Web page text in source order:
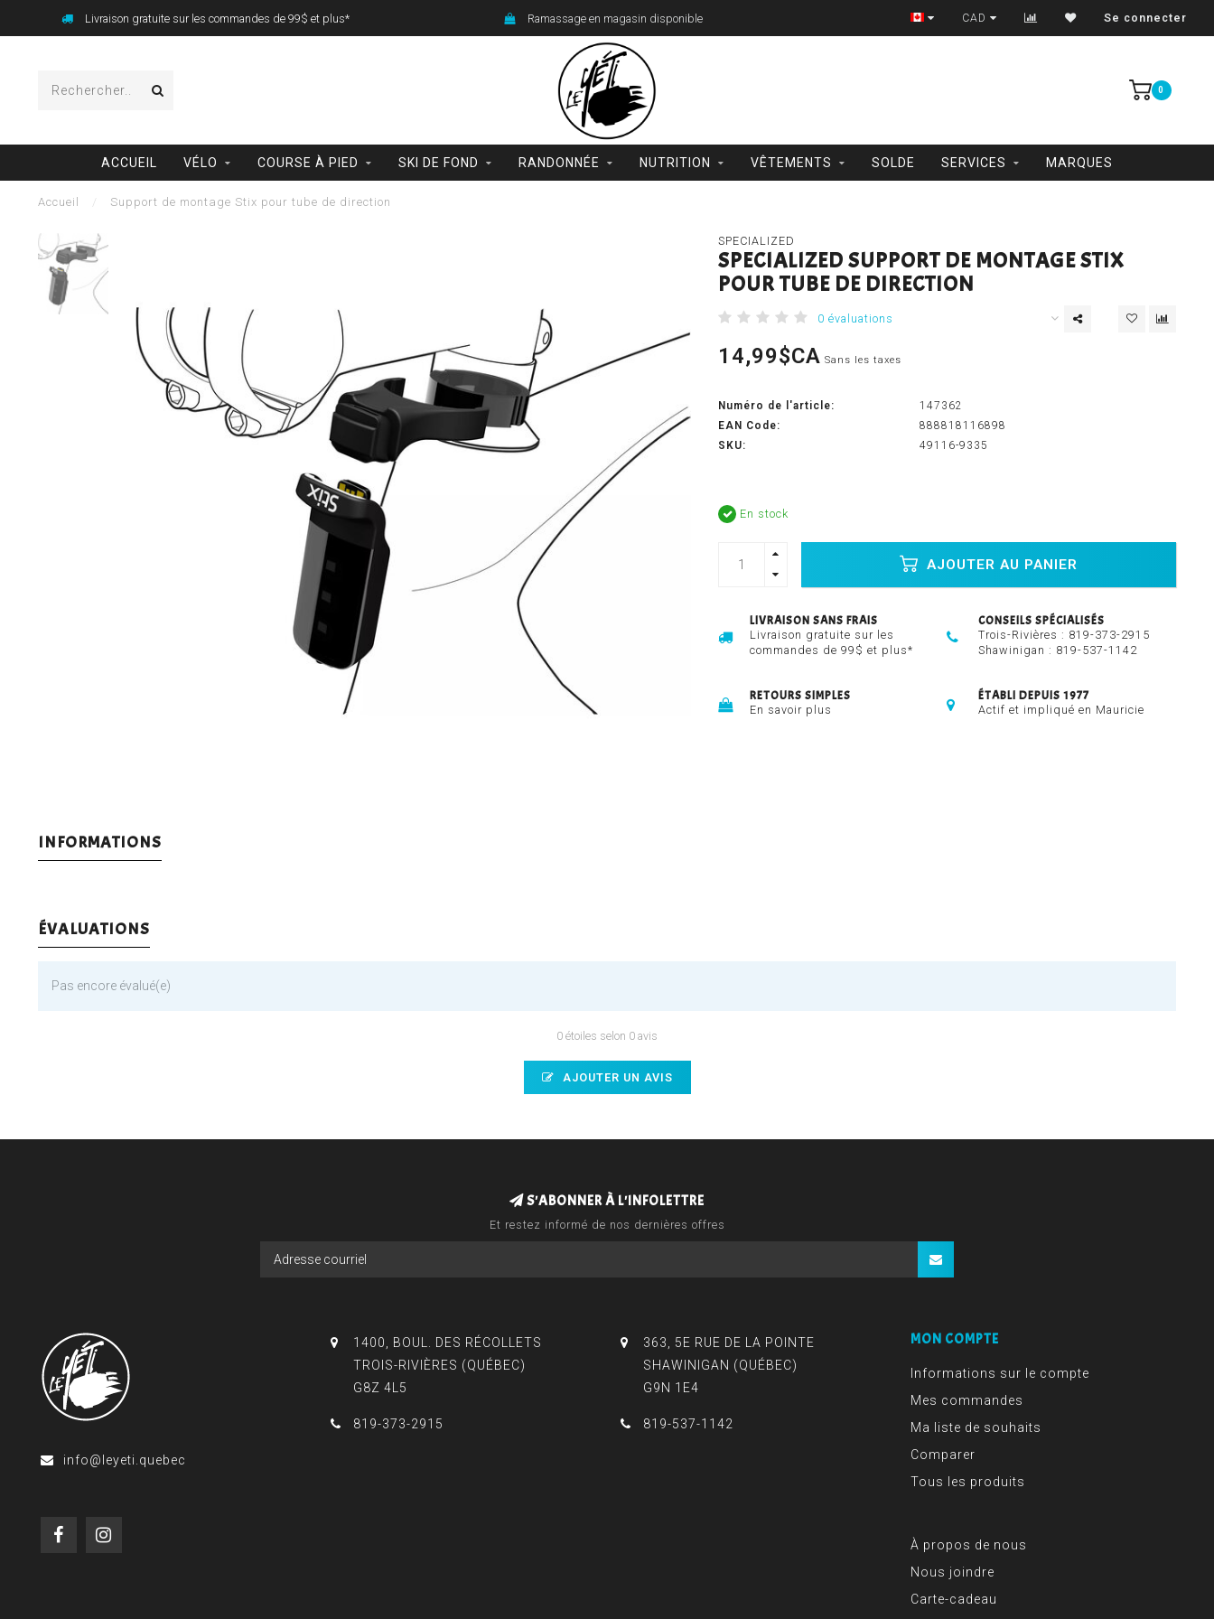
Livraison gratuite sur les commandes de 99$ et plus* Ramassage en magasin disponible Trois-Rivières et Shawinigan
CAD Se connecter
0
ACCUEIL VÉLO COURSE À PIED SKI DE FOND RANDONNÉE NUTRITION VÊTEMENTS SOLDE SERVICES MARQUES
Accueil Support de montage Stix pour tube de direction
SPECIALIZED
SPECIALIZED SUPPORT DE MONTAGE STIX
POUR TUBE DE DIRECTION
0 évaluations
14,99$CA Sans les taxes
Numéro de l'article:
147362
EAN Code:
888818116898
SKU:
49116-9335
En stock
AJOUTER AU PANIER
LIVRAISON SANS FRAIS
Livraison gratuite sur les
commandes de 99$ et plus*
CONSEILS SPÉCIALISÉS
Trois-Rivières : 819-373-2915
Shawinigan : 819-537-1142
RETOURS SIMPLES
En savoir plus
ÉTABLI DEPUIS 1977
Actif et impliqué en Mauricie
INFORMATIONS
ÉVALUATIONS
Pas encore évalué(e)
0 étoiles selon 0 avis
AJOUTER UN AVIS
S'ABONNER À L'INFOLETTRE
Et restez informé de nos dernières offres
info@leyeti.quebec
1400, BOUL. DES RÉCOLLETS
TROIS-RIVIÈRES (QUÉBEC)
G8Z 4L5
819-373-2915
363, 5E RUE DE LA POINTE
SHAWINIGAN (QUÉBEC)
G9N 1E4
819-537-1142
MON COMPTE
Informations sur le compte
Mes commandes
Ma liste de souhaits
Comparer
Tous les produits
À propos de nous
Nous joindre
Carte-cadeau